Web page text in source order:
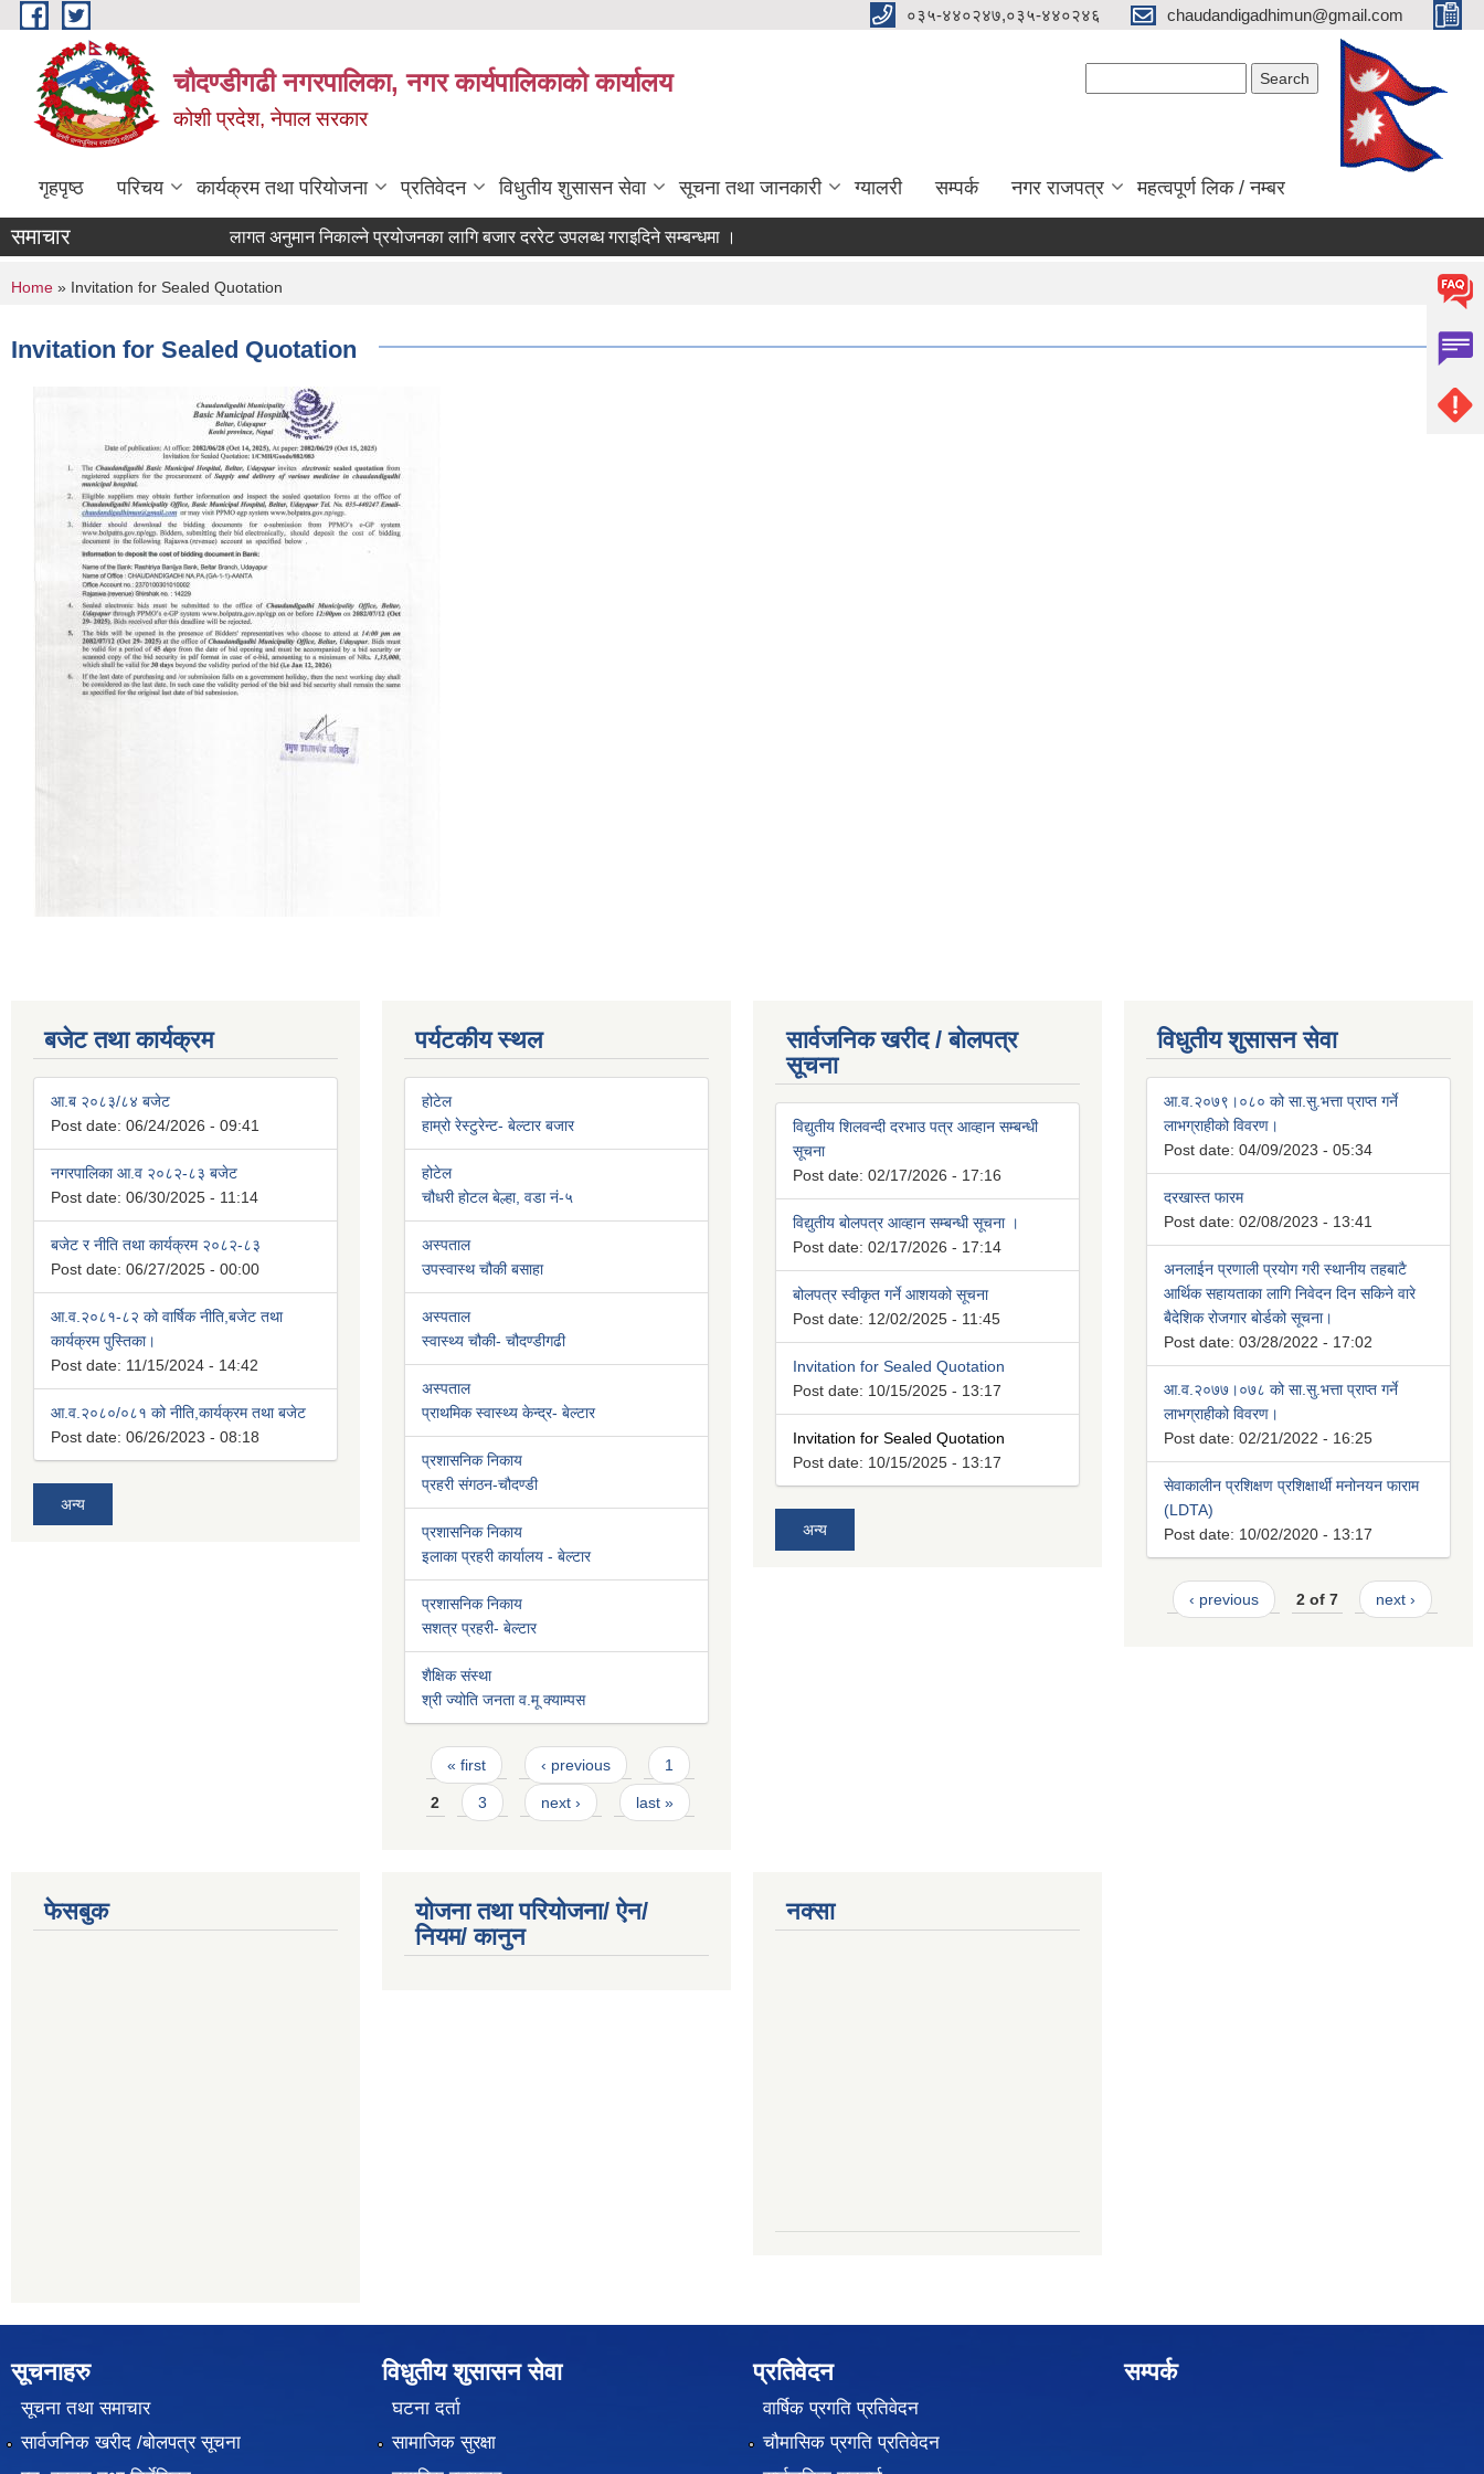
Skip to main content ०३५-४४०२४७,०३५-४४०२४६ chaudandigadhimun@gmail.com
चौदण्डीगढी नगरपालिका, नगर कार्यपालिकाको कार्यालय
कोशी प्रदेश, नेपाल सरकार
गृहपृष्ठ परिचय कार्यक्रम तथा परियोजना प्रतिवेदन विधुतीय शुसासन सेवा सूचना तथा जानकारी ग्यालरी सम्पर्क नगर राजपत्र महत्वपूर्ण लिक / नम्बर
समाचार लागत अनुमान निकाल्ने प्रयोजनका लागि बजार दररेट उपलब्ध गराइदिने सम्बन्धमा ।
You are here
Home » Invitation for Sealed Quotation
Invitation for Sealed Quotation
बजेट तथा कार्यक्रम
आ.ब २०८३/८४ बजेट
Post date: 06/24/2026 - 09:41
नगरपालिका आ.व २०८२-८३ बजेट
Post date: 06/30/2025 - 11:14
बजेट र नीति तथा कार्यक्रम २०८२-८३
Post date: 06/27/2025 - 00:00
आ.व.२०८१-८२ को वार्षिक नीति,बजेट तथा
कार्यक्रम पुस्तिका।
Post date: 11/15/2024 - 14:42
आ.व.२०८०/०८१ को नीति,कार्यक्रम तथा बजेट
Post date: 06/26/2023 - 08:18
अन्य
पर्यटकीय स्थल
होटेल
हाम्रो रेस्टुरेन्ट- बेल्टार बजार
होटेल
चौधरी होटल बेल्हा, वडा नं-५
अस्पताल
उपस्वास्थ चौकी बसाहा
अस्पताल
स्वास्थ्य चौकी- चौदण्डीगढी
अस्पताल
प्राथमिक स्वास्थ्य केन्द्र- बेल्टार
प्रशासनिक निकाय
प्रहरी संगठन-चौदण्डी
प्रशासनिक निकाय
इलाका प्रहरी कार्यालय - बेल्टार
प्रशासनिक निकाय
सशत्र प्रहरी- बेल्टार
शैक्षिक संस्था
श्री ज्योति जनता व.मू क्याम्पस
Pages
« first ‹ previous 1
2 3 next › last »
सार्वजनिक खरीद / बोलपत्र
सूचना
विद्युतीय शिलवन्दी दरभाउ पत्र आव्हान सम्बन्धी
सूचना
Post date: 02/17/2026 - 17:16
विद्युतीय बोलपत्र आव्हान सम्बन्धी सूचना ।
Post date: 02/17/2026 - 17:14
बोलपत्र स्वीकृत गर्ने आशयको सूचना
Post date: 12/02/2025 - 11:45
Invitation for Sealed Quotation
Post date: 10/15/2025 - 13:17
Invitation for Sealed Quotation
Post date: 10/15/2025 - 13:17
अन्य
विधुतीय शुसासन सेवा
आ.व.२०७९।०८० को सा.सु.भत्ता प्राप्त गर्ने
लाभग्राहीको विवरण।
Post date: 04/09/2023 - 05:34
दरखास्त फारम
Post date: 02/08/2023 - 13:41
अनलाईन प्रणाली प्रयोग गरी स्थानीय तहबाटै
आर्थिक सहायताका लागि निवेदन दिन सकिने वारे
बैदेशिक रोजगार बोर्डको सूचना।
Post date: 03/28/2022 - 17:02
आ.व.२०७७।०७८ को सा.सु.भत्ता प्राप्त गर्ने
लाभग्राहीको विवरण।
Post date: 02/21/2022 - 16:25
सेवाकालीन प्रशिक्षण प्रशिक्षार्थी मनोनयन फाराम
(LDTA)
Post date: 10/02/2020 - 13:17
‹ previous 2 of 7 next ›
फेसबुक
योजना तथा परियोजना/ ऐन/
नियम/ कानुन
नक्सा
सूचनाहरु
सूचना तथा समाचार
सार्वजनिक खरीद /बोलपत्र सूचना
विधुतीय शुसासन सेवा
घटना दर्ता
सामाजिक सुरक्षा
प्रतिवेदन
वार्षिक प्रगति प्रतिवेदन
चौमासिक प्रगति प्रतिवेदन
सम्पर्क